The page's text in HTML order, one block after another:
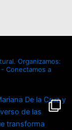
Organizamos:
Conectamos a